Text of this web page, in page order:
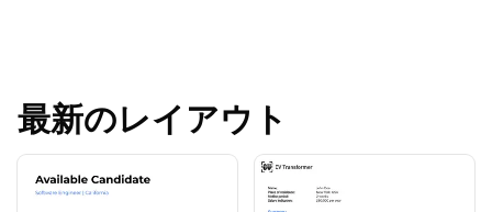
最新のレイアウト